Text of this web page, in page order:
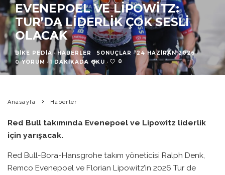
EVENEPOEL VE LIPOWITZ:
TUR’DA LIDERLIK ÇOK SESLI
OLACAK
BIKE PEDIA · HABERLER SONUÇLAR · 24 HAZIRAN 2026 ·
0 YORUM · 1 DAKIKADA OKU · 0
Anasayfa Haberler
Red Bull takımında Evenepoel ve Lipowitz liderlik
için yarışacak.
Red Bull-Bora-Hansgrohe takım yöneticisi Ralph Denk,
Remco Evenepoel ve Florian Lipowitz’in 2026 Tur de